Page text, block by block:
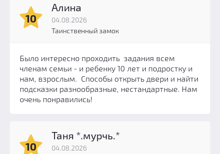
10
Алина
04.08.2026
Таинственный замок
Было интересно проходить задания всем
членам семьи - и ребенку 10 лет и подростку и
нам, взрослым. Способы открыть двери и найти
подсказки разнообразные, нестандартные. Нам
очень понравились!
10
Таня *.мурчь.*
04.08.2026